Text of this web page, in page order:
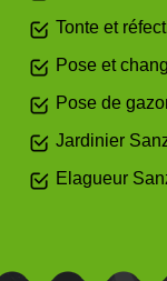
Tonte et
Pose et
Pose de
Jardinier
Elagueur